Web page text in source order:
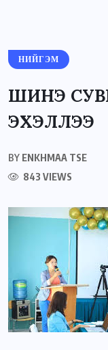
НИЙГЭМ
ШИНЭ
ЭХЭЛЛЭЭ
BY ENKHMAA TSE
843 VIEWS